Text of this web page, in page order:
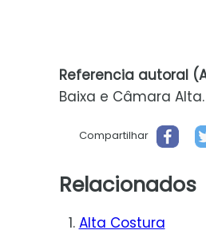
Referencia autoral
Baixa e Câmara
Compartilhar
Relacionados
Alta Costura